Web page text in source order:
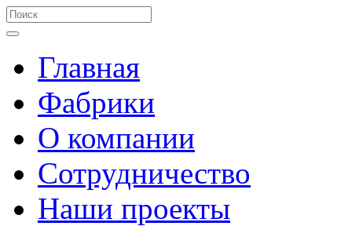
Главная
Фабрики
О компании
Сотрудничество
Наши проекты